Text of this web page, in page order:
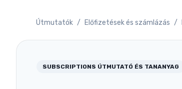
Útmutatók / Előfizetések és számlázás /
SUBSCRIPTIONS ÚTMUTATÓ ÉS TANANYAG